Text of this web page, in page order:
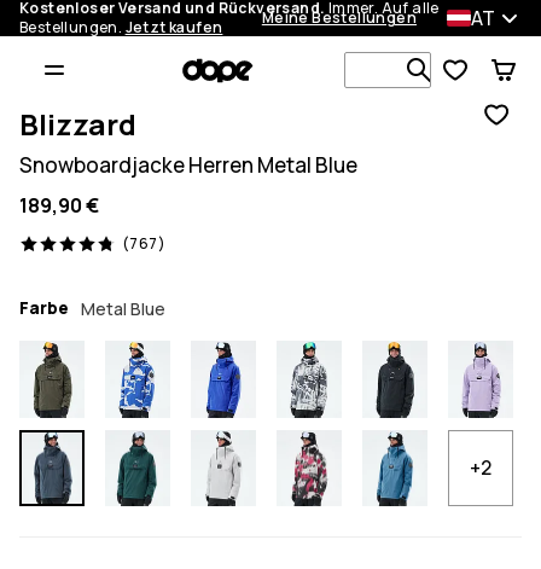
Kostenloser Versand und Rückversand. Immer. Auf alle
Bestellungen. Jetzt kaufen Meine Bestellungen AT
Blizzard
Snowboardjacke Herren Metal Blue
189,90 €
(767)
767 Reviews, 4.8/5
Farbe Metal Blue
+2